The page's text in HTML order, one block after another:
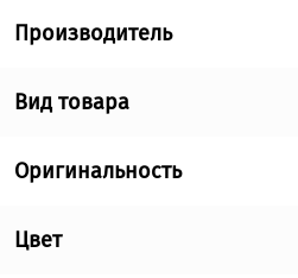
Производитель
Вид товара
Оригинальность
Цвет